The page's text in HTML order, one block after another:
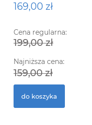
169,00 zł
Cena regularna:
199,00 zł
Najniższa cena:
159,00 zł
do koszyka